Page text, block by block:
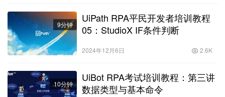
9分钟
UiPath RPA平民开发者培训教程
05：StudioX IF条件判断
2024年12月6日 2.6K
10分钟
UiBot RPA考试培训教程：第三讲
数据类型与基本命令